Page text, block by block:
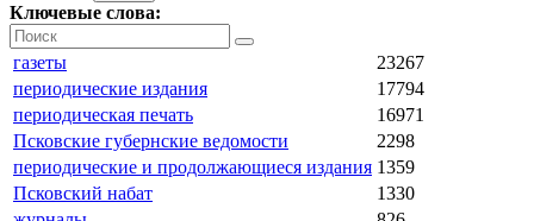
Ключевые слова:
газеты
23267
периодические издания
17794
периодическая печать
16971
Псковские губернские ведомости
2298
периодические и продолжающиеся издания 1359
Псковский набат
1330